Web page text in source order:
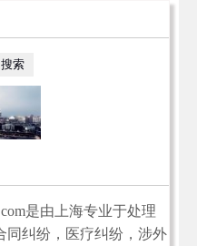
是由上海专业于处理
同纠纷，医疗纠纷，涉外